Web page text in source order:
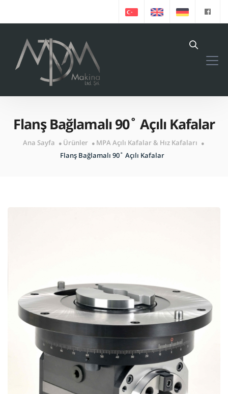
Flanş Bağlamalı 90˚ Açılı Kafalar
Ana Sayfa Ürünler
MPA Açılı Kafalar & Hız Kafaları
Flanş Bağlamalı 90˚ Açılı Kafalar